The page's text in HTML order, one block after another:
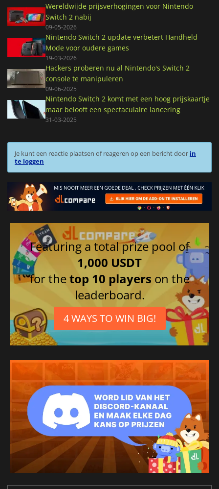
Wereldwijde prijsverhogingen voor Nintendo
Switch 2 nabij
09-05-2026
Nintendo Switch 2 update verbetert Handheld
Mode voor oudere games
19-03-2026
Hackers proberen nu al Nintendo's Switch 2
console te manipuleren
09-06-2025
Nintendo Switch 2 komt met een hoog prijskaartje
maar belooft een spectaculaire lancering
31-03-2025
Je kunt een reactie plaatsen of reageren op een bericht door in
te loggen
Featuring a total prize pool of
1,000 USDT
for thetop 10 players on the
leaderboard.
4 WAYS TO WIN BIG!